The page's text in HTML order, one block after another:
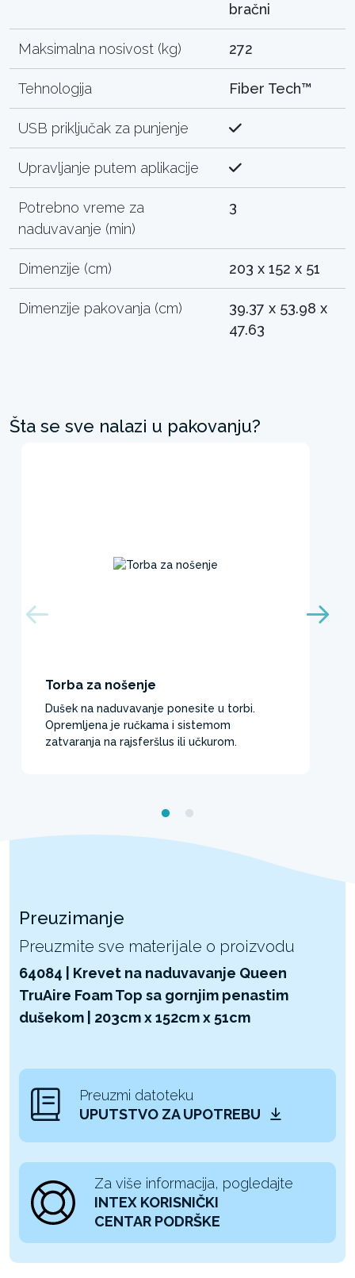
bračni
Maksimalna nosivost (kg) 272
Tehnologija Fiber Tech™
USB priključak za punjenje
Upravljanje putem aplikacije
Potrebno vreme za
naduvavanje (min)
3
Dimenzije (cm) 203 x 152 x 51
Dimenzije pakovanja (cm)
39.37 x 53.98 x
47.63
Šta se sve nalazi u pakovanju?
Torba za nošenje
Dušek na naduvavanje ponesite u torbi.
Opremljena je ručkama i sistemom
zatvaranja na rajsferšlus ili učkurom. ​
Preuzimanje
Preuzmite sve materijale o proizvodu
64084 | Krevet na naduvavanje Queen
TruAire Foam Top sa gornjim penastim
dušekom | 203cm x 152cm x 51cm
Preuzmi datoteku
UPUTSTVO ZA UPOTREBU
Za više informacija, pogledajte
INTEX KORISNIČKI
CENTAR PODRŠKE